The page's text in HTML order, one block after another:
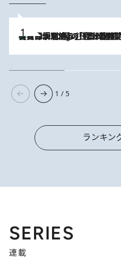
3 Hours Ago
【大分・別府】「今一番おいしい食材を調理する」1日2組限定・ミシュラン2ツ星の日本料理店で、素材と四季を愉しむ極上の
1 / 5
ランキン
SERIES
連載